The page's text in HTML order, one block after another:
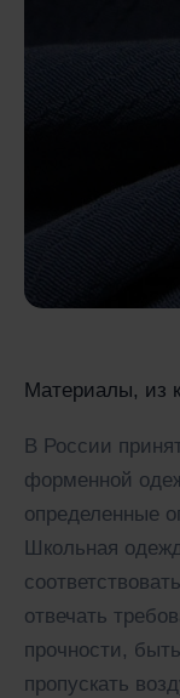
Материалы, из
В России
форменной
определенные
Школьная
отвечать
прочности,
пропускать